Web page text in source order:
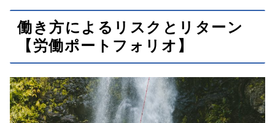
働き方によるリスクとリターン
【労働ポートフォリオ】